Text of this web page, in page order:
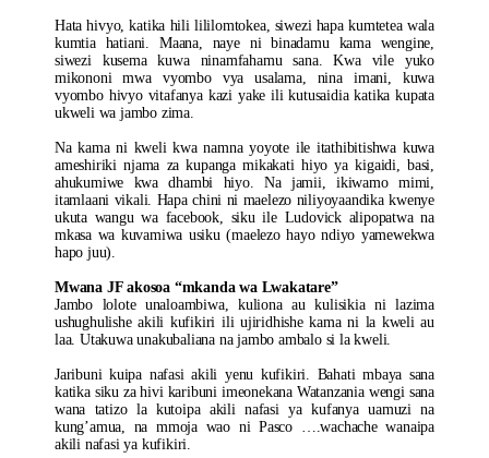
Hata hivyo, katika hili lililomtokea, siwezi hapa kumtetea wala
kumtia hatiani. Maana, naye ni binadamu kama wengine,
siwezi kusema kuwa ninamfahamu sana. Kwa vile yuko
mikononi mwa vyombo vya usalama, nina imani, kuwa
vyombo hivyo vitafanya kazi yake ili kutusaidia katika kupata
ukweli wa jambo zima.
Na kama ni kweli kwa namna yoyote ile itathibitishwa kuwa
ameshiriki njama za kupanga mikakati hiyo ya kigaidi, basi,
ahukumiwe kwa dhambi hiyo. Na jamii, ikiwamo mimi,
itamlaani vikali. Hapa chini ni maelezo niliyoyaandika kwenye
ukuta wangu wa facebook, siku ile Ludovick alipopatwa na
mkasa wa kuvamiwa usiku (maelezo hayo ndiyo yamewekwa
hapo juu).
Mwana JF akosoa “mkanda wa Lwakatare”
Jambo lolote unaloambiwa, kuliona au kulisikia ni lazima
ushughulishe akili kufikiri ili ujiridhishe kama ni la kweli au
laa. Utakuwa unakubaliana na jambo ambalo si la kweli.
Jaribuni kuipa nafasi akili yenu kufikiri. Bahati mbaya sana
katika siku za hivi karibuni imeonekana Watanzania wengi sana
wana tatizo la kutoipa akili nafasi ya kufanya uamuzi na
kung’amua, na mmoja wao ni Pasco ….wachache wanaipa
akili nafasi ya kufikiri.